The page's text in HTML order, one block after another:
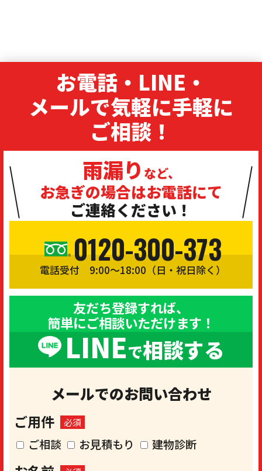
お電話・LINE・
メールで気軽に手軽に
ご相談！
雨漏り など、
お急ぎの場合はお電話にて
ご連絡ください！
0120-300-373
電話受付 9:00〜18:00（日・祝日除く）
友だち登録すれば、
簡単にご相談いただけます！
LINEで相談する
メールでのお問い合わせ
ご用件 必須
ご相談 お見積もり 建物診断